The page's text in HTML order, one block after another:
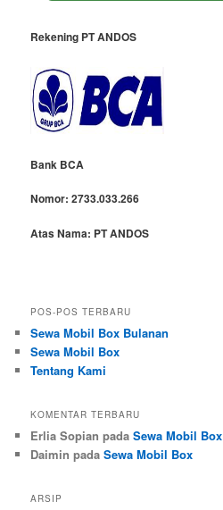
Rekening PT ANDOS
Bank BCA
Nomor:2733.033.266
Atas Nama: PT ANDOS
POS-POS TERBARU
Sewa Mobil Box Bulanan
Sewa Mobil Box
Tentang Kami
KOMENTAR TERBARU
Erlia Sopian padaSewa Mobil Box
Daimin padaSewa Mobil Box
ARSIP